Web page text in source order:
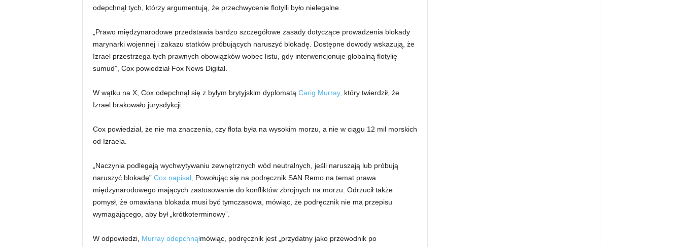
odepchnął tych, którzy argumentują, że przechwycenie flotylli było nielegalne.
„Prawo międzynarodowe przedstawia bardzo szczegółowe zasady dotyczące prowadzenia blokady
marynarki wojennej i zakazu statków próbujących naruszyć blokadę. Dostępne dowody wskazują, że
Izrael przestrzega tych prawnych obowiązków wobec listu, gdy interwencjonuje globalną flotylię
sumud”, Cox powiedział Fox News Digital.
W wątku na X, Cox odepchnął się z byłym brytyjskim dyplomatą Carig Murray, który twierdził, że
Izrael brakowało jurysdykcji.
Cox powiedział, że nie ma znaczenia, czy flota była na wysokim morzu, a nie w ciągu 12 mil morskich
od Izraela.
„Naczynia podlegają wychwytywaniu zewnętrznych wód neutralnych, jeśli naruszają lub próbują
naruszyć blokadę” Cox napisał, Powołując się na podręcznik SAN Remo na temat prawa
międzynarodowego mających zastosowanie do konfliktów zbrojnych na morzu. Odrzucił także
pomysł, że omawiana blokada musi być tymczasowa, mówiąc, że podręcznik nie ma przepisu
wymagającego, aby był „krótkoterminowy”.
W odpowiedzi, Murray odepchnąłmówiąc, podręcznik jest „przydatny jako przewodnik po